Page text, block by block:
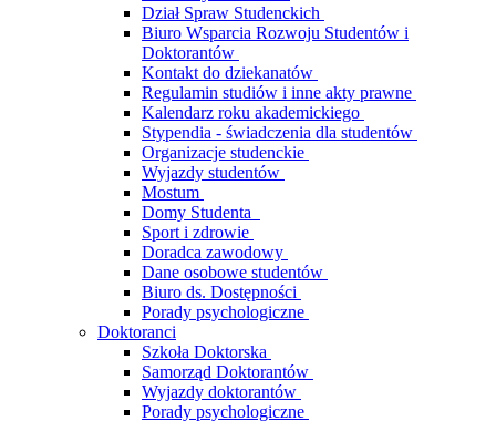
Dział Spraw Studenckich
Biuro Wsparcia Rozwoju Studentów i
Doktorantów
Kontakt do dziekanatów
Regulamin studiów i inne akty prawne
Kalendarz roku akademickiego
Stypendia - świadczenia dla studentów
Organizacje studenckie
Wyjazdy studentów
Mostum
Domy Studenta
Sport i zdrowie
Doradca zawodowy
Dane osobowe studentów
Biuro ds. Dostępności
Porady psychologiczne
Doktoranci
Szkoła Doktorska
Samorząd Doktorantów
Wyjazdy doktorantów
Porady psychologiczne